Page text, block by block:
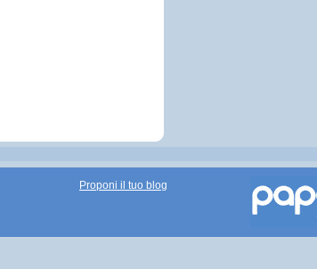
Proponi il tuo blog